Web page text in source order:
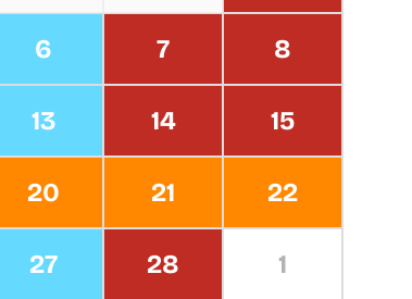
6 7 8
13 14 15
20 21 22
27 28 1